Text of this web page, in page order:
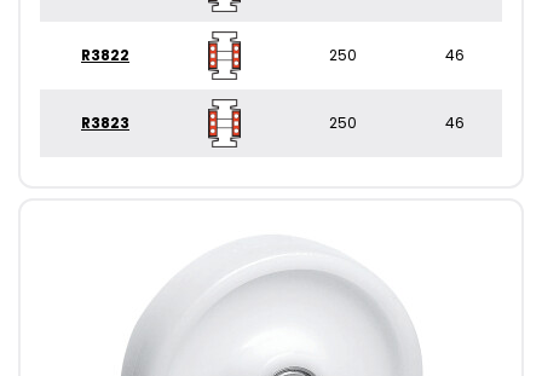
R3822 250 46
R3823 250 46